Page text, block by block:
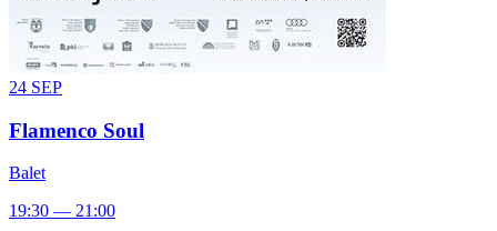
24 SEP
Flamenco Soul
Balet
19:30 — 21:00